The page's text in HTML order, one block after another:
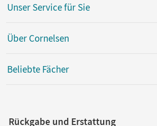
Unser Service für Sie
Über Cornelsen
Beliebte Fächer
Rückgabe und Erstattung